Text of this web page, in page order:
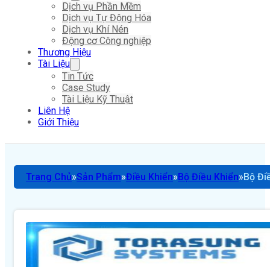
Dịch vụ Phần Mềm
Dịch vụ Tự Động Hóa
Dịch vụ Khí Nén
Động cơ Công nghiệp
Thương Hiệu
Tài Liệu
Tin Tức
Case Study
Tài Liệu Kỹ Thuật
Liên Hệ
Giới Thiệu
Trang Chủ Sản Phẩm Điều Khiển Bộ Điều Khiển Bộ